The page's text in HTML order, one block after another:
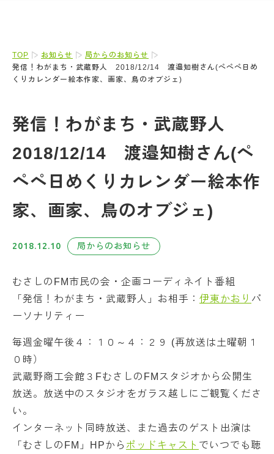
TOP お知らせ
局からのお知らせ
発信！わがまち・武蔵野人 2018/12/14 渡邉知樹さん(ペペペ日め
くりカレンダー絵本作家、画家、鳥のオブジェ)
発信！わがまち・武蔵野人
2018/12/14 渡邉知樹さん(ペ
ペペ日めくりカレンダー絵本作
家、画家、鳥のオブジェ)
2018.12.10 局からのお知らせ
むさしのFM市民の会・企画コーディネイト番組
「発信！わがまち・武蔵野人」お相手： 伊東かおり パ
ーソナリティー
毎週金曜午後４：１０～４：２９ (再放送は土曜朝１
０時）
武蔵野商工会館３FむさしのFMスタジオから公開生
放送。放送中のスタジオをガラス越しにご観覧くださ
い。
インターネット同時放送、また過去のゲスト出演は
「むさしのFM」HPから ポッドキャスト でいつでも聴